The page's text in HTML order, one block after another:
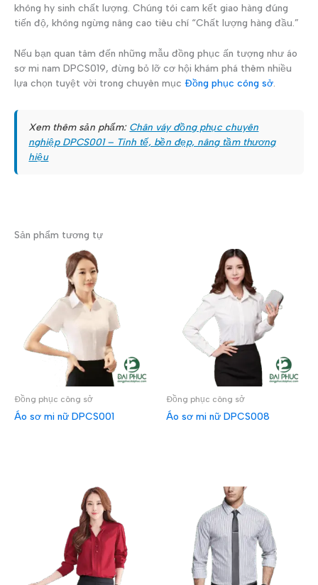
không hy sinh chất lượng. Chúng tôi cam kết giao hàng đúng
tiến độ, không ngừng nâng cao tiêu chí “Chất lượng hàng đầu.”
Nếu bạn quan tâm đến những mẫu đồng phục ấn tượng như áo
sơ mi nam DPCS019, đừng bỏ lỡ cơ hội khám phá thêm nhiều
lựa chọn tuyệt vời trong chuyên mục Đồng phục công sở
Xem thêm sản phẩm: Chân váy đồng phục chuyên
nghiệp DPCS001 – Tinh tế, bền đẹp, nâng tầm thương
hiệu
Sản phẩm tương tự
Đồng phục công sở
Áo sơ mi nữ DPCS001
Đồng phục công sở
Áo sơ mi nữ DPCS008